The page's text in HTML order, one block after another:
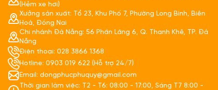
(Hẻm xe hơi)
Xưởng sản xuất: Tổ 23, Khu Phố 7, Phường Long Bình, Biên
Hoà, Đồng Nai
Chi nhánh Đà Nẵng: 56 Phần Lăng 6, Q. Thanh Khê, TP. Đà
Nẵng
Điện thoại: 028 3866 1368
Hotline: 0903 019 622 (Hỗ trợ 24/7)
Email: dongphucphuquy@gmail.com
Thời gian làm việc: T2 - T6: 08:00 - 17:00, Sáng T7 8:00 -